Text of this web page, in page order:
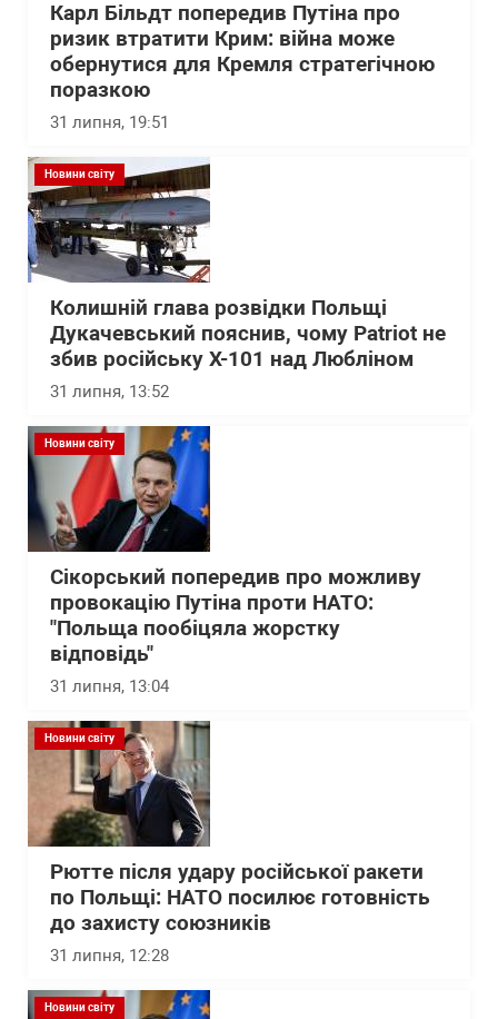
Карл Більдт попередив Путіна про
ризик втратити Крим: війна може
обернутися для Кремля стратегічною
поразкою
31 липня, 19:51
Новини світу
Колишній глава розвідки Польщі
Дукачевський пояснив, чому Patriot не
збив російську Х-101 над Любліном
31 липня, 13:52
Новини світу
Сікорський попередив про можливу
провокацію Путіна проти НАТО:
"Польща пообіцяла жорстку
відповідь"
31 липня, 13:04
Новини світу
Рютте після удару російської ракети
по Польщі: НАТО посилює готовність
до захисту союзників
31 липня, 12:28
Новини світу